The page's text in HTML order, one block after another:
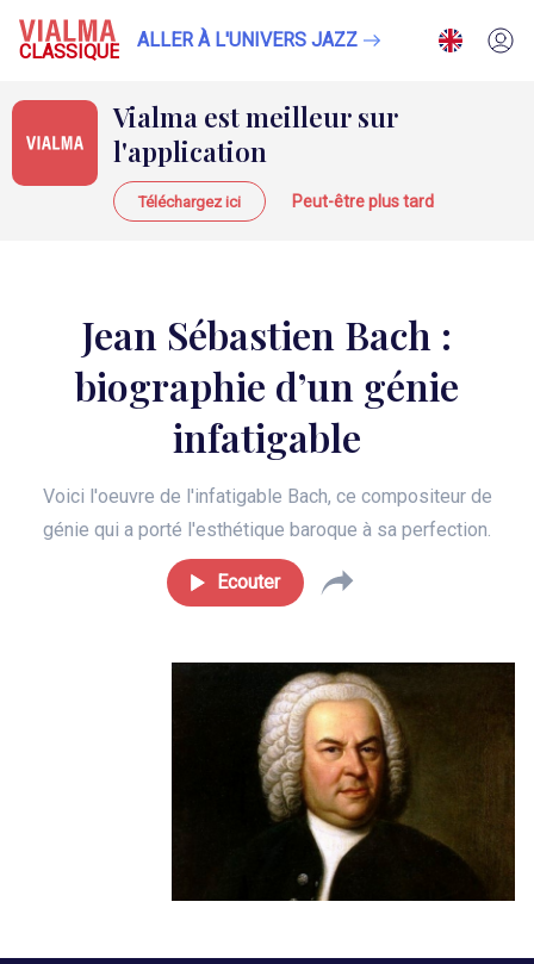
Vialma est meilleur sur
l'application
Téléchargez ici Peut-être plus tard
CLASSIQUE
ALLER À L'UNIVERS JAZZ
Jean Sébastien Bach :
biographie d’un génie
infatigable
Voici l'oeuvre de l'infatigable Bach, ce compositeur de
génie qui a porté l'esthétique baroque à sa perfection.
Ecouter